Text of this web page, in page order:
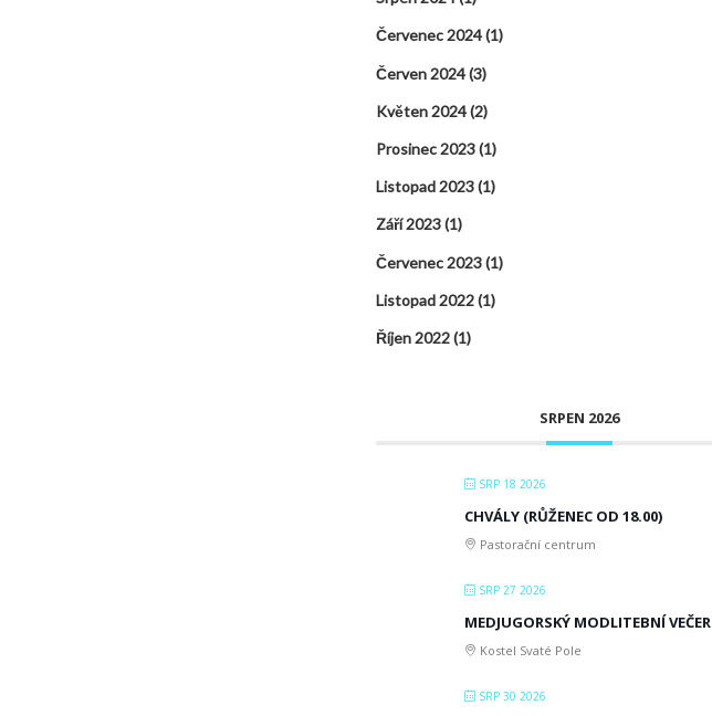
Červenec 2024(1)
Červen 2024(3)
Květen 2024(2)
Prosinec 2023(1)
Listopad 2023(1)
Září 2023(1)
Červenec 2023(1)
Listopad 2022(1)
Říjen 2022(1)
SRPEN 2026
SRP 18 2026
CHVÁLY (RŮŽENEC OD 18.00)
Pastorační centrum
SRP 27 2026
MEDJUGORSKÝ MODLITEBNÍ VEČER
Kostel Svaté Pole
SRP 30 2026